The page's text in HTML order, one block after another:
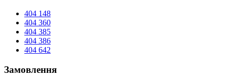
404 148
404 360
404 385
404 386
404 642
Замовлення